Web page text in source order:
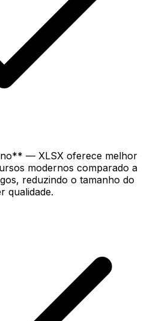
— XLSX oferece melhor
modernos comparado a
reduzindo o tamanho do
qualidade.